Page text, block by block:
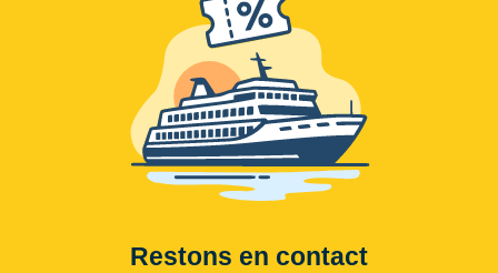
Restons en contact